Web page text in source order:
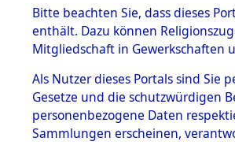
BESTÄNDE
1.
mente
5. Verschiedenes
5.3
Todesmärsche
Bitte beachten Sie, dass dieses
enthält. Dazu können
Mitgliedschaft in Gewerkschaften
Als Nutzer dieses Portals sind Sie
Gesetze und die schutzwürdigen
personenbezogene Daten
Sammlungen erscheinen,